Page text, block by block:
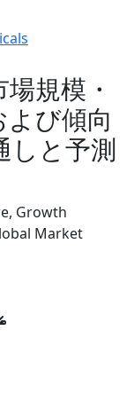
規模・
び傾向
しと予測
Growth
Market